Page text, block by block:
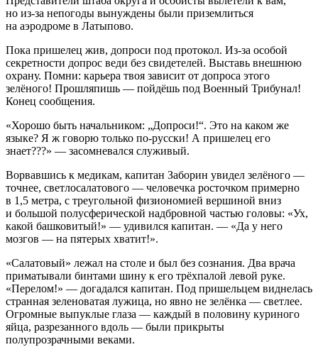
но из-за непогоды вынуждены были приземлиться
на аэродроме в Латыпово.
Пока пришелец жив, допроси под протокол. Из-за особой
секретности допрос веди без свидетелей. Выставь внешнюю
охрану. Помни: карьера твоя зависит от допроса этого
зелёного! Прошляпишь — пойдёшь под Военный Трибунал!
Конец сообщения.
«Хорошо быть начальником: „Допроси!“. Это на каком же
языке? Я ж говорю только по-русски! А пришелец его
знает???» — засомневался служивый.
Ворвавшись к медикам, капитан Заборин увидел зелёного —
точнее, светлосалатового — человечка росточком примерно
в 1,5 метра, с треугольной физиономией вершиной вниз
и большой полусферической надбровной частью головы: «Ух,
какой башковитый!» — удивился капитан. — «Да у него
мозгов — на пятерых хватит!».
«Салатовый» лежал на столе и был без сознания. Два врача
приматывали бинтами шину к его трёхпалой левой руке.
«Перелом!» — догадался капитан. Под пришельцем виднелась
странная зеленоватая лужица, но явно не зелёнка — светлее.
Огромные выпуклые глаза — каждый в половину куриного
яйца, разрезанного вдоль — были прикрыты
полупрозрачными веками.